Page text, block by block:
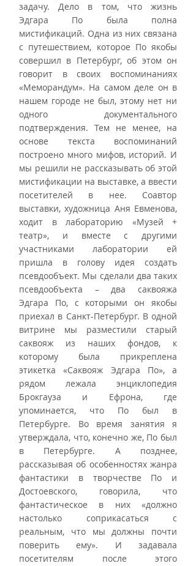
задачу. Дело в том, что жизнь
Эдгара По была полна
мистификаций. Одна из них связана
с путешествием, которое По якобы
совершил в Петербург, об этом он
говорит в своих воспоминаниях
«Меморандум». На самом деле он в
нашем городе не был, этому нет ни
одного документального
подтверждения. Тем не менее, на
основе текста воспоминаний
построено много мифов, историй. И
мы решили не рассказывать об этой
мистификации на выставке, а ввести
посетителей в нее. Соавтор
выставки, художница Аня Евменова,
ходит в лабораторию «Музей +
театр», и вместе с другими
участниками лаборатории ей
пришла в голову идея создать
псевдообъект. Мы сделали два таких
псевдообъекта – два саквояжа
Эдгара По, с которыми он якобы
приехал в Санкт-Петербург. В одной
витрине мы разместили старый
саквояж из наших фондов, к
которому была прикреплена
этикетка «Саквояж Эдгара По», а
рядом лежала энциклопедия
Брокгауза и Ефрона, где
упоминается, что По был в
Петербурге. Во время занятия я
утверждала, что, конечно же, По был
в Петербурге. А позднее,
рассказывая об особенностях жанра
фантастики в творчестве По и
Достоевского, говорила, что
фантастическое в них «должно
настолько соприкасаться с
реальным, что мы должны почти
поверить ему». И задавала
посетителям после этого